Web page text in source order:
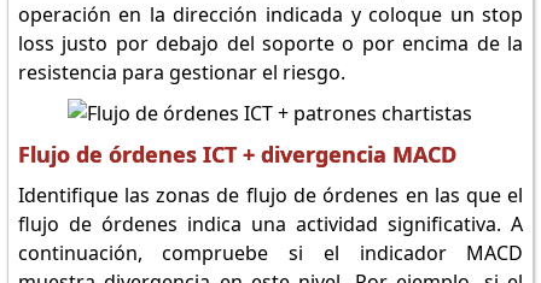
operación en la dirección indicada y coloque un stop
loss justo por debajo del soporte o por encima de la
resistencia para gestionar el riesgo.
Flujo de órdenes ICT + divergencia MACD
Identifique las zonas de flujo de órdenes en las que el
flujo de órdenes indica una actividad significativa. A
continuación, compruebe si el indicador MACD